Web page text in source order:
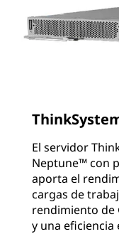
El servidor
Neptune™ con
aporta el
cargas de
rendimiento de
y una eficiencia